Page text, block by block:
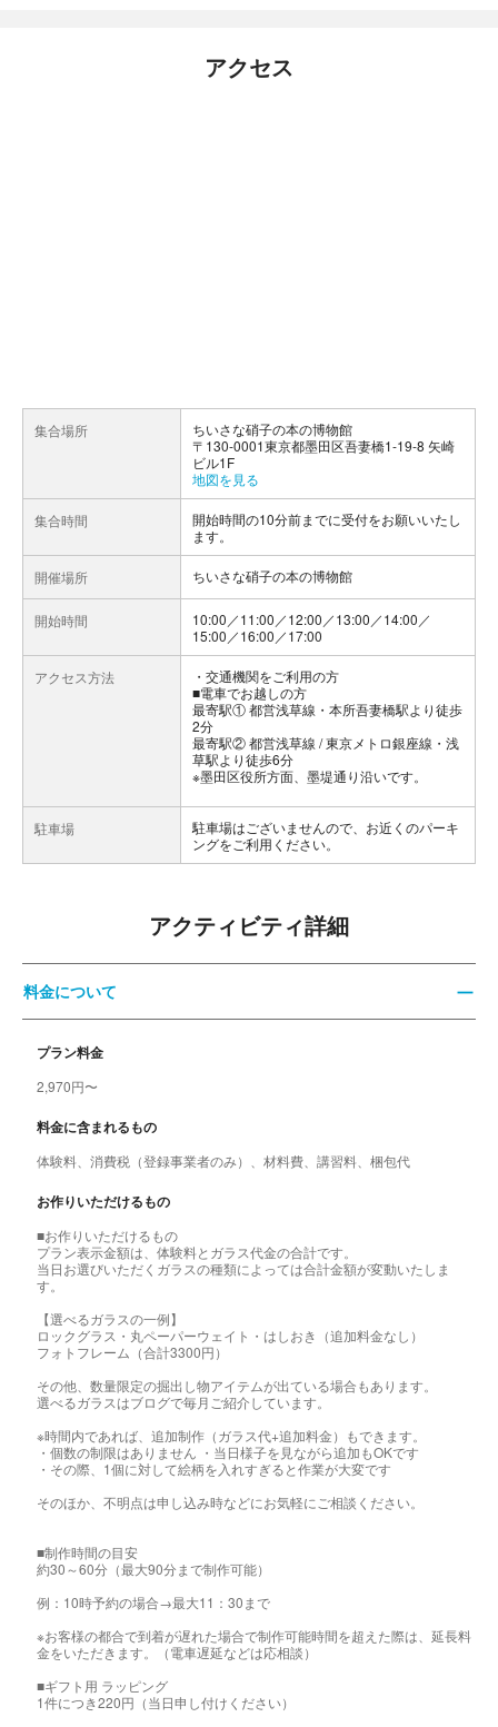
アクセス
集合場所
ちいさな硝子の本の博物館
〒130-0001東京都墨田区吾妻橋1-19-8 矢崎
ビル1F
地図を見る
集合時間
開始時間の10分前までに受付をお願いいたし
ます。
開催場所 ちいさな硝子の本の博物館
開始時間
10:00／11:00／12:00／13:00／14:00／
15:00／16:00／17:00
アクセス方法
交通機関をご利用の方
■電車でお越しの方
最寄駅① 都営浅草線・本所吾妻橋駅より徒歩
2分
最寄駅② 都営浅草線 / 東京メトロ銀座線・浅
草駅より徒歩6分
※墨田区役所方面、墨堤通り沿いです。
駐車場
駐車場はございませんので、お近くのパーキ
ングをご利用ください。
アクティビティ詳細
料金について
プラン料金
2,970円〜
料金に含まれるもの
体験料、消費税（登録事業者のみ）、材料費、講習料、梱包代
お作りいただけるもの
■お作りいただけるもの
プラン表示金額は、体験料とガラス代金の合計です。
当日お選びいただくガラスの種類によっては合計金額が変動いたしま
す。
【選べるガラスの一例】
ロックグラス・丸ペーパーウェイト・はしおき（追加料金なし）
フォトフレーム（合計3300円）
その他、数量限定の掘出し物アイテムが出ている場合もあります。
選べるガラスはブログで毎月ご紹介しています。
※時間内であれば、追加制作（ガラス代+追加料金）もできます。
・個数の制限はありません ・当日様子を見ながら追加もOKです
・その際、1個に対して絵柄を入れすぎると作業が大変です
そのほか、不明点は申し込み時などにお気軽にご相談ください。
■制作時間の目安
約30～60分（最大90分まで制作可能）
例：10時予約の場合→最大11：30まで
※お客様の都合で到着が遅れた場合で制作可能時間を超えた際は、延長料
金をいただきます。（電車遅延などは応相談）
■ギフト用 ラッピング
1件につき220円（当日申し付けください）